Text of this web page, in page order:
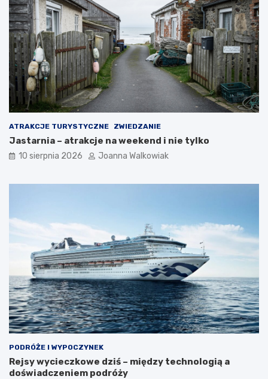
ATRAKCJE TURYSTYCZNE ZWIEDZANIE
Jastarnia – atrakcje na weekend i nie tylko
10 sierpnia 2026 Joanna Walkowiak
PODRÓŻE I WYPOCZYNEK
Rejsy wycieczkowe dziś – między technologią a
doświadczeniem podróży